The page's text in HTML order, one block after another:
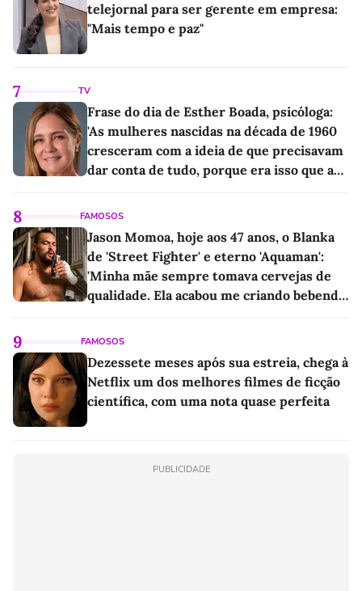
telejornal para ser gerente em empresa:
"Mais tempo e paz"
7 TV
Frase do dia de Esther Boada, psicóloga:
'As mulheres nascidas na década de 1960
cresceram com a ideia de que precisavam
dar conta de tudo, porque era isso que a
8 FAMOSOS
Jason Momoa, hoje aos 47 anos, o Blanka
de 'Street Fighter' e eterno 'Aquaman':
'Minha mãe sempre tomava cervejas de
qualidade. Ela acabou me criando bebendo
9 FAMOSOS
Dezessete meses após sua estreia, chega à
Netflix um dos melhores filmes de ficção
científica, com uma nota quase perfeita
PUBLICIDADE